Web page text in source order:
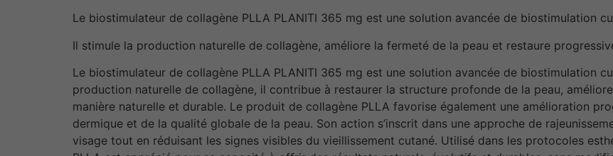
Le biostimulateur de collagène PLLA PLANITI 365 mg est une solution avancée de biostimulation
Il stimule la production naturelle de collagène, améliore la fermeté de la peau et restaure
Le biostimulateur de collagène PLLA PLANITI 365 mg est une solution avancée de biostimulation
production naturelle de collagène, il contribue à restaurer la structure profonde de la peau,
manière naturelle et durable. Le produit de collagène PLLA favorise également une amélioration
dermique et de la qualité globale de la peau. Son action s’inscrit dans une approche de
visage tout en réduisant les signes visibles du vieillissement cutané. Utilisé dans les protocoles